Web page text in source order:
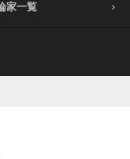
家一覧